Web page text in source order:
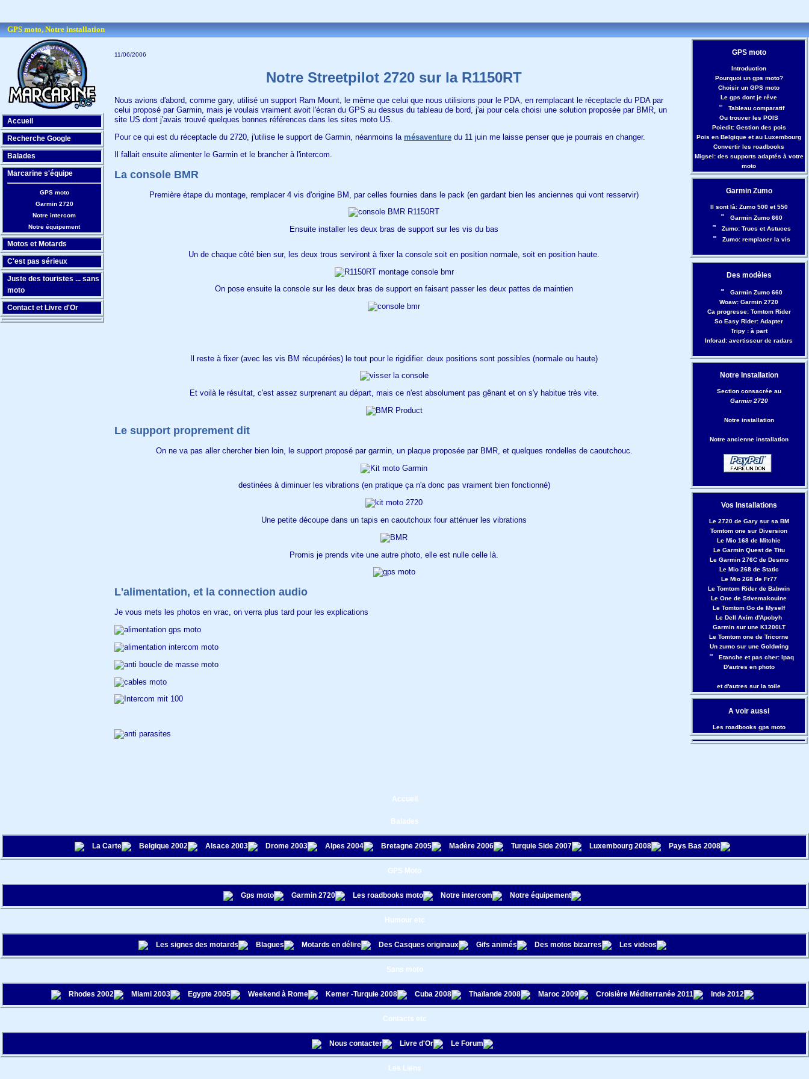
GPS moto, Notre installation
11/06/2006
Notre Streetpilot 2720 sur la R1150RT
Nous avions d'abord, comme gary, utilisé un support Ram Mount, le même que celui que nous utilisions pour le PDA, en remplacant le réceptacle du PDA par
celui proposé par Garmin, mais je voulais vraiment avoit l'écran du GPS au dessus du tableau de bord, j'ai pour cela choisi une solution proposée par BMR, un
site US dont j'avais trouvé quelques bonnes références dans les sites moto US.
Pour ce qui est du réceptacle du 2720, j'utilise le support de Garmin, néanmoins la mésaventure du 11 juin me laisse penser que je pourrais en changer.
Il fallait ensuite alimenter le Garmin et le brancher à l'intercom.
La console BMR
Première étape du montage, remplacer 4 vis d'origine BM, par celles fournies dans le pack (en gardant bien les anciennes qui vont resservir)
Ensuite installer les deux bras de support sur les vis du bas
Un de chaque côté bien sur, les deux trous serviront à fixer la console soit en position normale, soit en position haute.
On pose ensuite la console sur les deux bras de support en faisant passer les deux pattes de maintien
Il reste à fixer (avec les vis BM récupérées) le tout pour le rigidifier. deux positions sont possibles (normale ou haute)
Et voilà le résultat, c'est assez surprenant au départ, mais ce n'est absolument pas gênant et on s'y habitue très vite.
Le support proprement dit
On ne va pas aller chercher bien loin, le support proposé par garmin, un plaque proposée par BMR, et quelques rondelles de caoutchouc.
destinées à diminuer les vibrations (en pratique ça n'a donc pas vraiment bien fonctionné)
Une petite découpe dans un tapis en caoutchoux four atténuer les vibrations
Promis je prends vite une autre photo, elle est nulle celle là.
L'alimentation, et la connection audio
Je vous mets les photos en vrac, on verra plus tard pour les explications
Accueil
Balades
La Carte Belgique 2002 Alsace 2003 Drome 2003 Alpes 2004 Bretagne 2005 Madère 2006 Turquie Side 2007 Luxembourg 2008 Pays Bas 2008
GPS Moto
Gps moto Garmin 2720 Les roadbooks moto Notre intercom Notre équipement
Humour etc
Les signes des motards Blagues Motards en délire Des Casques originaux Gifs animés Des motos bizarres Les videos
Sans moto
Rhodes 2002 Miami 2003 Egypte 2005 Weekend à Rome Kemer -Turquie 2008 Cuba 2008 Thaïlande 2008 Maroc 2009 Croisière Méditerranée 2011 Inde 2012
Contacts etc
Nous contacter Livre d'Or Le Forum
Les Liens
Accueil
Recherche Google
Balades
Marcarine s'équipe
GPS moto
Garmin 2720
Notre intercom
Notre équipement
Motos et Motards
C'est pas sérieux
Juste des touristes ... sans
moto
Contact et Livre d'Or
GPS moto
Introduction
Pourquoi un gps moto?
Choisir un GPS moto
Le gps dont je rêve
Tableau comparatif
Ou trouver les POIS
Poiedit: Gestion des pois
Pois en Belgique et au Luxembourg
Convertir les roadbooks
Migsel: des supports adaptés à votre
moto
Garmin Zumo
Il sont là: Zumo 500 et 550
Garmin Zumo 660
Zumo: Trucs et Astuces
Zumo: remplacer la vis
Des modèles
Garmin Zumo 660
Woaw: Garmin 2720
Ca progresse: Tomtom Rider
So Easy Rider: Adapter
Tripy : à part
Inforad: avertisseur de radars
Notre Installation
Section consacrée au
Garmin 2720
Notre installation
Notre ancienne installation
Vos Installations
Le 2720 de Gary sur sa BM
Tomtom one sur Diversion
Le Mio 168 de Mitchie
Le Garmin Quest de Titu
Le Garmin 276C de Desmo
Le Mio 268 de Static
Le Mio 268 de Fr77
Le Tomtom Rider de Babwin
Le One de Stivemakouine
Le Tomtom Go de Myself
Le Dell Axim d'Apobyh
Garmin sur une K1200LT
Le Tomtom one de Tricorne
Un zumo sur une Goldwing
Etanche et pas cher: Ipaq
D'autres en photo
et d'autres sur la toile
A voir aussi
Les roadbooks gps moto